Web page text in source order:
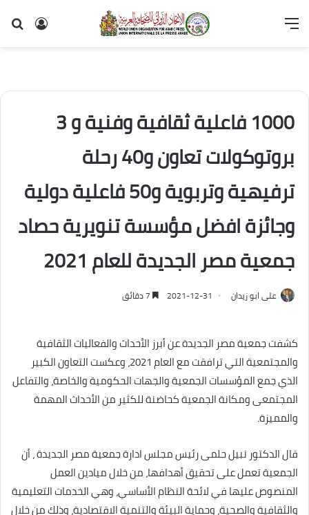
تسجيل
القائمة
1000 فاعلية ثقافية وفنية و 3
بروتوكولات تعاون و40 رحلة
ترفيهية وتربوية و50 فاعلية دولية
وجائزة افضل مؤسسة تنويرية حصاد
جمعية مصر الجديدة للعام 2021
على ابو زيدان 2021-12-31
كشفت جمعية مصر الجديدة عن أبرز الأحداث والفعاليات الثقافية
والمجتمعية التي ترافقت مع العام 2021، وعكست التعاون الكبير
الذي جمع المؤسسات الجمعية والجهات الحكومية والخاصة، والتفاعل
المجتمعى ومكانة الجمعية كحاضنة للكثير من الأحداث المهمة
والمميزة.
قال الدكتور نبيل حلمى رئيس مجلس ادارة جمعية مصر الجديدة ، أن
الجمعية تعمل على تحقيق أهدافها، من خلال ميادين العمل
المنصوص عليها في لائحة النظام الأساسي، وهي الخدمات التعليمية
والثقافية والصحية، وحماية البيئة والتنمية الاقتصادية، وذلك من خلال